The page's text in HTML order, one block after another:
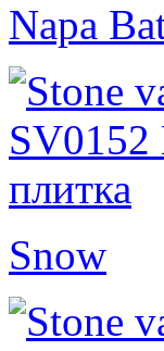
Napa
Snow